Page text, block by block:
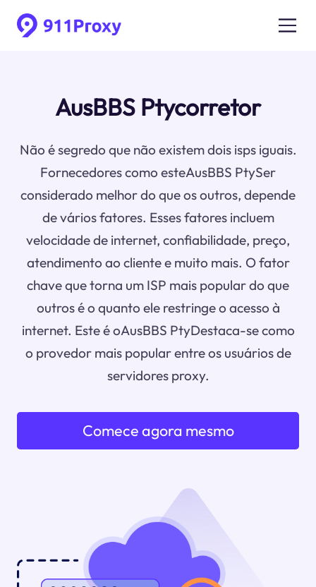
AusBBS Ptycorretor
Não é segredo que não existem dois isps iguais.
Fornecedores como esteAusBBS PtySer
considerado melhor do que os outros, depende
de vários fatores. Esses fatores incluem
velocidade de internet, confiabilidade, preço,
atendimento ao cliente e muito mais. O fator
chave que torna um ISP mais popular do que
outros é o quanto ele restringe o acesso à
internet. Este é oAusBBS PtyDestaca-se como
o provedor mais popular entre os usuários de
servidores proxy.
Comece agora mesmo